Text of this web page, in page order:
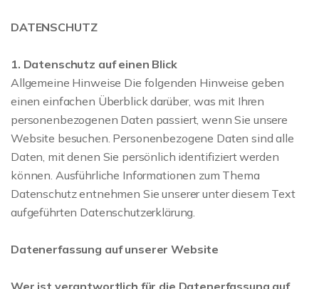
DATENSCHUTZ
1. Datenschutz auf einen Blick
Allgemeine Hinweise Die folgenden Hinweise geben
einen einfachen Überblick darüber, was mit Ihren
personenbezogenen Daten passiert, wenn Sie unsere
Website besuchen. Personenbezogene Daten sind alle
Daten, mit denen Sie persönlich identifiziert werden
können. Ausführliche Informationen zum Thema
Datenschutz entnehmen Sie unserer unter diesem Text
aufgeführten Datenschutzerklärung.
Datenerfassung auf unserer Website
Wer ist verantwortlich für die Datenerfassung auf